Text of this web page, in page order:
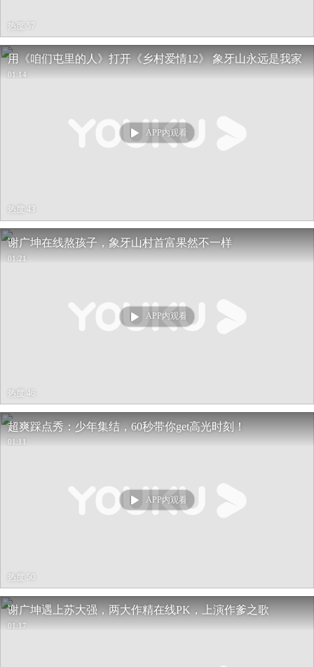
热度 57
用《咱们屯里的人》打开《乡村爱情12》 象牙山永远是我家
01:14
APP内观看
热度 43
谢广坤在线熬孩子，象牙山村首富果然不一样
01:21
APP内观看
热度 46
超爽踩点秀：少年集结，60秒带你get高光时刻！
01:11
APP内观看
热度 50
谢广坤遇上苏大强，两大作精在线PK，上演作爹之歌
01:17